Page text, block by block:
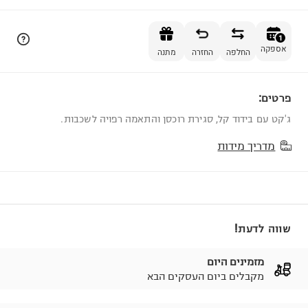
1
אספקה החלפה החזרה מתנה
פרטים:
ג'קט עם בידוד קל, סגירת רוכסן והתאמה רפויה לשכבות.
מדריך מידות
שווה לדעת!
מזמינים היום
מקבלים ביום העסקים הבא